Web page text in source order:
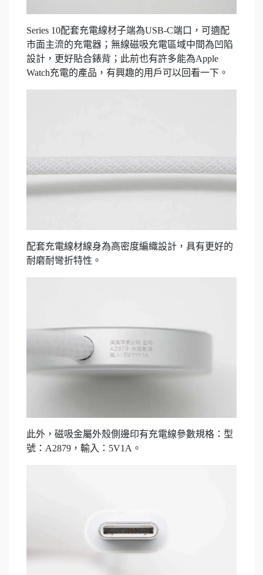
Series 10配套充電線材子端為USB-C端口，可適配
市面主流的充電器；無線磁吸充電區域中間為凹陷
設計，更好貼合錶背；此前也有許多能為Apple
Watch充電的產品，有興趣的用戶可以回看一下。
配套充電線材線身為高密度編織設計，具有更好的
耐磨耐彎折特性。
此外，磁吸金屬外殼側邊印有充電線參數規格：型
號：A2879，輸入：5V1A。